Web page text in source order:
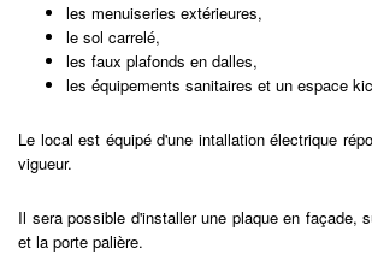
les menuiseries extérieures,
le sol carrelé,
les faux plafonds en dalles,
les équipements sanitaires et un espace
Le local est équipé d'une intallation électrique
vigueur.
Il sera possible d'installer une plaque en façade,
et la porte palière.